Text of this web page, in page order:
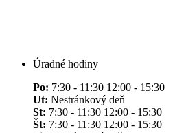
Úradné hodiny
Po: 7:30 - 11:30 12:00 - 15:30
Ut: Nestránkový deň
St: 7:30 - 11:30 12:00 - 15:30
Št: 7:30 - 11:30 12:00 - 15:30